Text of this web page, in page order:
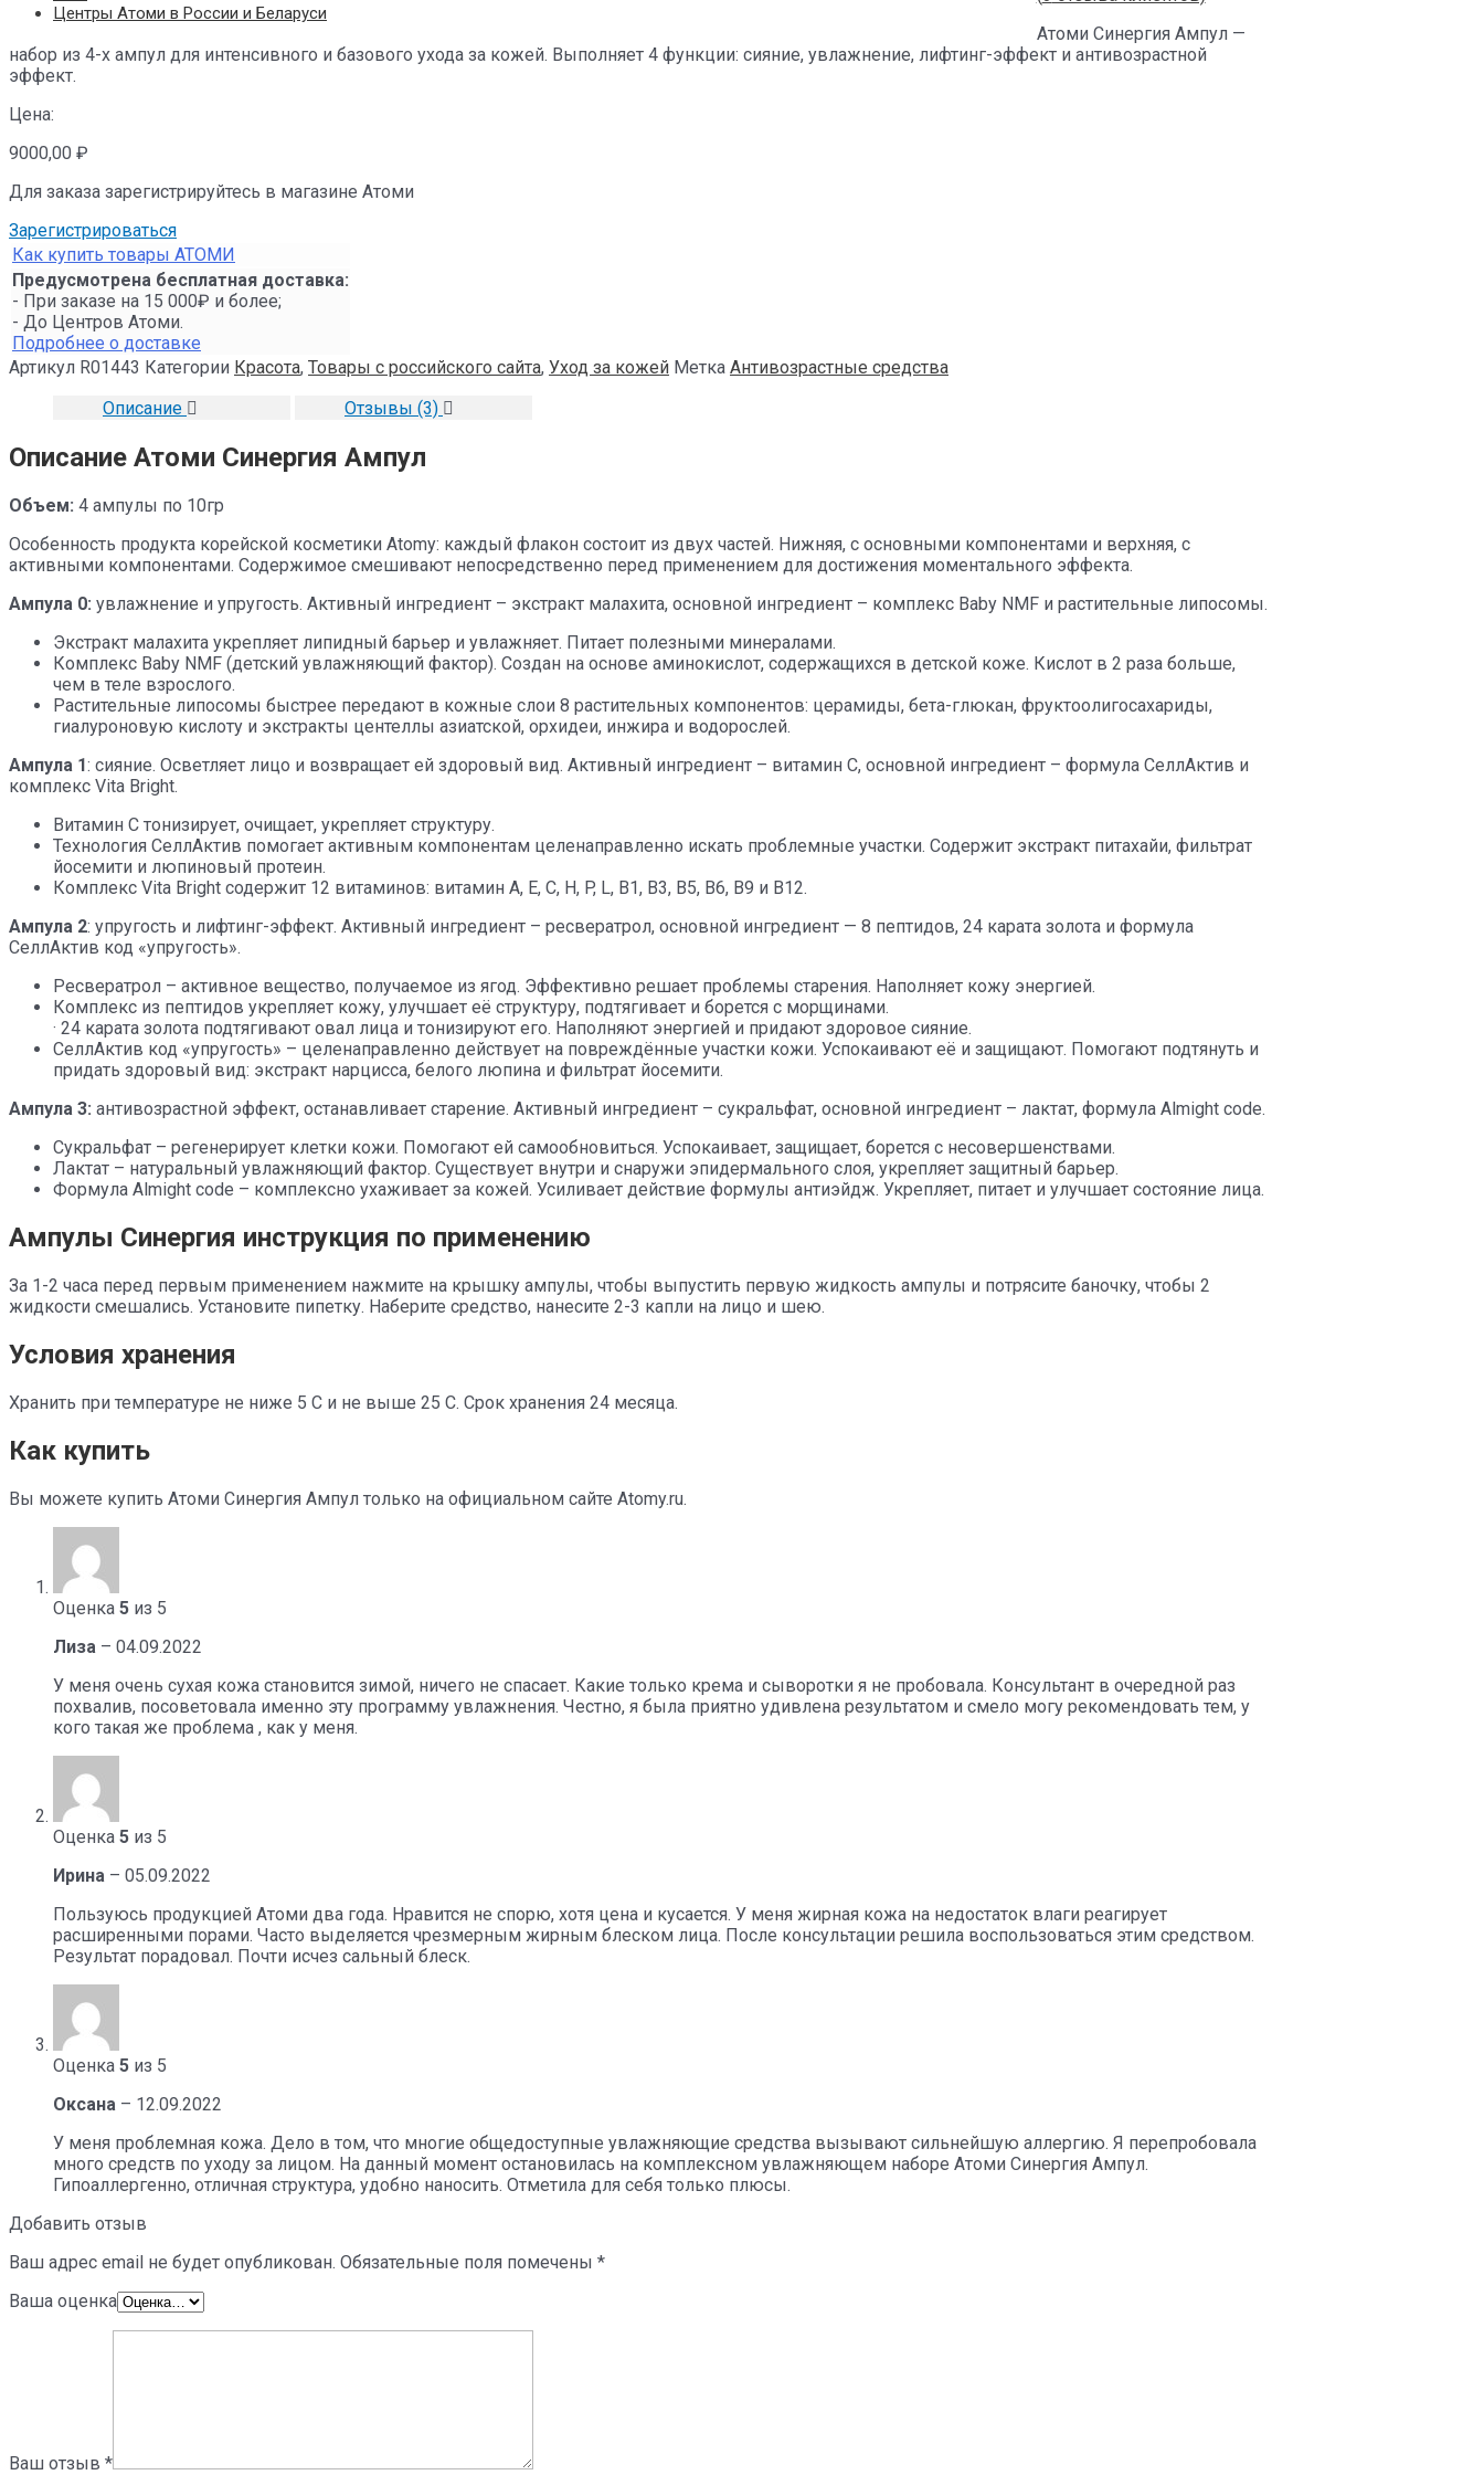
Центры Атоми в России и Беларуси
Атоми Синергия Ампул —
набор из 4-х ампул для интенсивного и базового ухода за кожей. Выполняет 4 функции: сияние, увлажнение, лифтинг-эффект и антивозрастной
эффект.
Цена:
9000,00 ₽
Для заказа зарегистрируйтесь в магазине Атоми
Зарегистрироваться
Как купить товары АТОМИ
Предусмотрена бесплатная доставка:
- При заказе на 15 000₽ и более;
- До Центров Атоми.
Подробнее о доставке
Артикул R01443 Категории Красота, Товары с российского сайта, Уход за кожей Метка Антивозрастные средства
Описание
Отзывы (3)
Описание Атоми Синергия Ампул
Объем: 4 ампулы по 10гр
Особенность продукта корейской косметики Atomy: каждый флакон состоит из двух частей. Нижняя, с основными компонентами и верхняя, с
активными компонентами. Содержимое смешивают непосредственно перед применением для достижения моментального эффекта.
Ампула 0: увлажнение и упругость. Активный ингредиент – экстракт малахита, основной ингредиент – комплекс Baby NMF и растительные липосомы.
Экстракт малахита укрепляет липидный барьер и увлажняет. Питает полезными минералами.
Комплекс Baby NMF (детский увлажняющий фактор). Создан на основе аминокислот, содержащихся в детской коже. Кислот в 2 раза больше,
чем в теле взрослого.
Растительные липосомы быстрее передают в кожные слои 8 растительных компонентов: церамиды, бета-глюкан, фруктоолигосахариды,
гиалуроновую кислоту и экстракты центеллы азиатской, орхидеи, инжира и водорослей.
Ампула 1: сияние. Осветляет лицо и возвращает ей здоровый вид. Активный ингредиент – витамин С, основной ингредиент – формула СеллАктив и
комплекс Vita Bright.
Витамин С тонизирует, очищает, укрепляет структуру.
Технология СеллАктив помогает активным компонентам целенаправленно искать проблемные участки. Содержит экстракт питахайи, фильтрат
йосемити и люпиновый протеин.
Комплекс Vita Bright содержит 12 витаминов: витамин А, Е, С, Н, P, L, B1, B3, B5, B6, B9 и B12.
Ампула 2: упругость и лифтинг-эффект. Активный ингредиент – ресвератрол, основной ингредиент — 8 пептидов, 24 карата золота и формула
СеллАктив код «упругость».
Ресвератрол – активное вещество, получаемое из ягод. Эффективно решает проблемы старения. Наполняет кожу энергией.
Комплекс из пептидов укрепляет кожу, улучшает её структуру, подтягивает и борется с морщинами.
· 24 карата золота подтягивают овал лица и тонизируют его. Наполняют энергией и придают здоровое сияние.
СеллАктив код «упругость» – целенаправленно действует на повреждённые участки кожи. Успокаивают её и защищают. Помогают подтянуть и
придать здоровый вид: экстракт нарцисса, белого люпина и фильтрат йосемити.
Ампула 3: антивозрастной эффект, останавливает старение. Активный ингредиент – сукральфат, основной ингредиент – лактат, формула Almight code.
Cукральфат – регенерирует клетки кожи. Помогают ей самообновиться. Успокаивает, защищает, борется с несовершенствами.
Лактат – натуральный увлажняющий фактор. Существует внутри и снаружи эпидермального слоя, укрепляет защитный барьер.
Формула Almight code – комплексно ухаживает за кожей. Усиливает действие формулы антиэйдж. Укрепляет, питает и улучшает состояние лица.
Ампулы Синергия инструкция по применению
За 1-2 часа перед первым применением нажмите на крышку ампулы, чтобы выпустить первую жидкость ампулы и потрясите баночку, чтобы 2
жидкости смешались. Установите пипетку. Наберите средство, нанесите 2-3 капли на лицо и шею.
Условия хранения
Хранить при температуре не ниже 5 С и не выше 25 С. Срок хранения 24 месяца.
Как купить
Вы можете купить Атоми Синергия Ампул только на официальном сайте Atomy.ru.
Оценка 5 из 5
Лиза – 04.09.2022
У меня очень сухая кожа становится зимой, ничего не спасает. Какие только крема и сыворотки я не пробовала. Консультант в очередной раз
похвалив, посоветовала именно эту программу увлажнения. Честно, я была приятно удивлена результатом и смело могу рекомендовать тем, у
кого такая же проблема , как у меня.
Оценка 5 из 5
Ирина – 05.09.2022
Пользуюсь продукцией Атоми два года. Нравится не спорю, хотя цена и кусается. У меня жирная кожа на недостаток влаги реагирует
расширенными порами. Часто выделяется чрезмерным жирным блеском лица. После консультации решила воспользоваться этим средством.
Результат порадовал. Почти исчез сальный блеск.
Оценка 5 из 5
Оксана – 12.09.2022
У меня проблемная кожа. Дело в том, что многие общедоступные увлажняющие средства вызывают сильнейшую аллергию. Я перепробовала
много средств по уходу за лицом. На данный момент остановилась на комплексном увлажняющем наборе Атоми Синергия Ампул.
Гипоаллергенно, отличная структура, удобно наносить. Отметила для себя только плюсы.
Добавить отзыв
Ваш адрес email не будет опубликован. Обязательные поля помечены *
Ваша оценка
Ваш отзыв *